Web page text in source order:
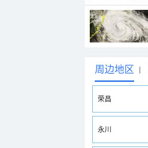
周边地区 |
荣昌
永川